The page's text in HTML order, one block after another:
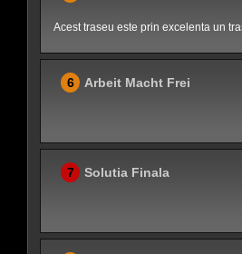
Acest traseu este prin excelenta un
6 Arbeit Macht Frei
7 Solutia Finala